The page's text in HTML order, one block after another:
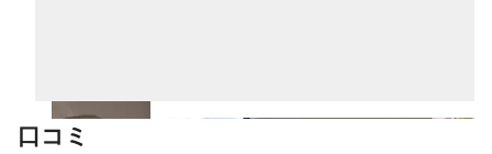
■行政機関さまへのETC車載器の取付
■各企業様へのドライブレコーダーの取付
■一般ユーザーさまへの出張取付
口コミ